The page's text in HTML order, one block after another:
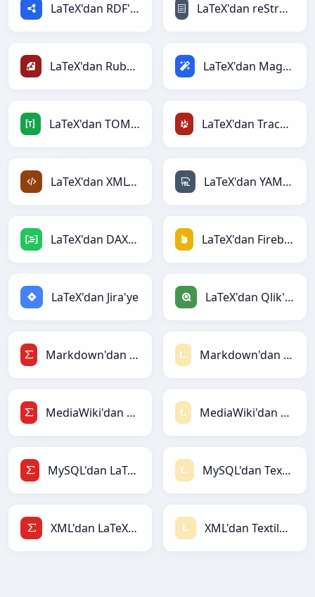
LaTeX'dan RDF'ye LaTeX'dan reStructuredText'ye
LaTeX'dan Ruby'ye LaTeX'dan Magic'ye
LaTeX'dan TOML'ye LaTeX'dan TracWiki'ye
LaTeX'dan XML'ye LaTeX'dan YAML'ye
LaTeX'dan DAX'ye LaTeX'dan Firebase'ye
LaTeX'dan Jira'ye LaTeX'dan Qlik'ye
Markdown'dan LaTeX'ye Markdown'dan Textile'ye
MediaWiki'dan LaTeX'ye MediaWiki'dan Textile'ye
MySQL'dan LaTeX'ye MySQL'dan Textile'ye
XML'dan LaTeX'ye XML'dan Textile'ye